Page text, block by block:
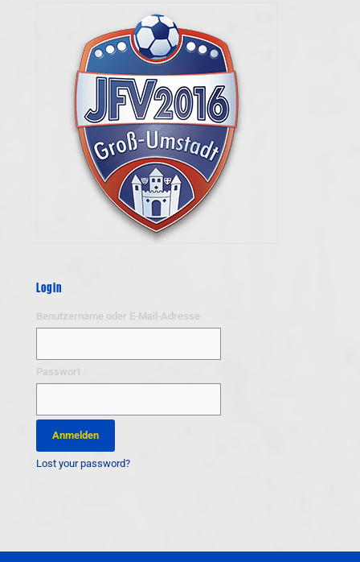
Login
Benutzername oder E-Mail-Adresse
Passwort
Lost your password?